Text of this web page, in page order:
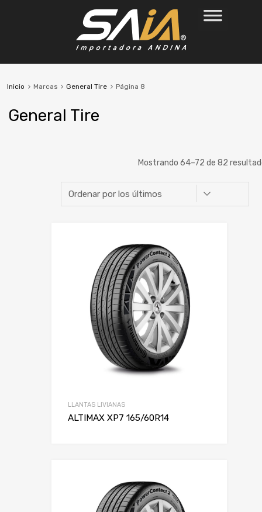
Inicio Marcas General Tire Página 8
General Tire
Mostrando 64–72 de 82
LLANTAS LIVIANAS
ALTIMAX XP7 165/60R14